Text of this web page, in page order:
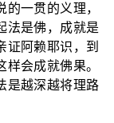
一贯的义理，
法是佛，成就是
证阿赖耶识，到
会成就佛果。
是越深越将理路